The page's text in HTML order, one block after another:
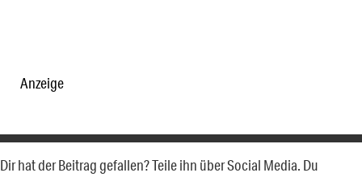
Anzeige
Dir hat der Beitrag gefallen? Teile ihn über Social Media. Du